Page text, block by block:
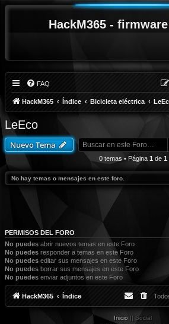
HackM365 -
FAQ
HackM365 Índice Bicicleta eléctrica
LeEco
Nuevo Tema
0 temas • Página 1 de 1
No hay temas o mensajes en este foro.
PERMISOS DEL FORO
No puedes abrir nuevos temas en este Foro
No puedes responder a temas en este Foro
No puedes editar sus mensajes en este Foro
No puedes borrar sus mensajes en este Foro
No puedes enviar adjuntos en este Foro
HackM365 Índice
Inicio || Social